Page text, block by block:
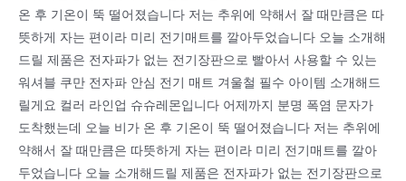
온 후 기온이 뚝 떨어졌습니다 저는 추위에 약해서 잘 때만큼은 따
뜻하게 자는 편이라 미리 전기매트를 깔아두었습니다 오늘 소개해
드릴 제품은 전자파가 없는 전기장판으로 빨아서 사용할 수 있는
워셔블 쿠만 전자파 안심 전기 매트 겨울철 필수 아이템 소개해드
릴게요 컬러 라인업 슈슈레몬입니다 어제까지 분명 폭염 문자가
도착했는데 오늘 비가 온 후 기온이 뚝 떨어졌습니다 저는 추위에
약해서 잘 때만큼은 따뜻하게 자는 편이라 미리 전기매트를 깔아
두었습니다 오늘 소개해드릴 제품은 전자파가 없는 전기장판으로